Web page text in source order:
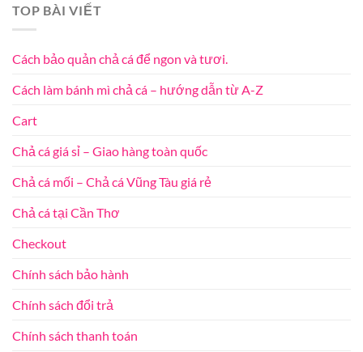
TOP BÀI VIẾT
Cách bảo quản chả cá để ngon và tươi.
Cách làm bánh mì chả cá – hướng dẫn từ A-Z
Cart
Chả cá giá sỉ – Giao hàng toàn quốc
Chả cá mối – Chả cá Vũng Tàu giá rẻ
Chả cá tại Cần Thơ
Checkout
Chính sách bảo hành
Chính sách đổi trả
Chính sách thanh toán